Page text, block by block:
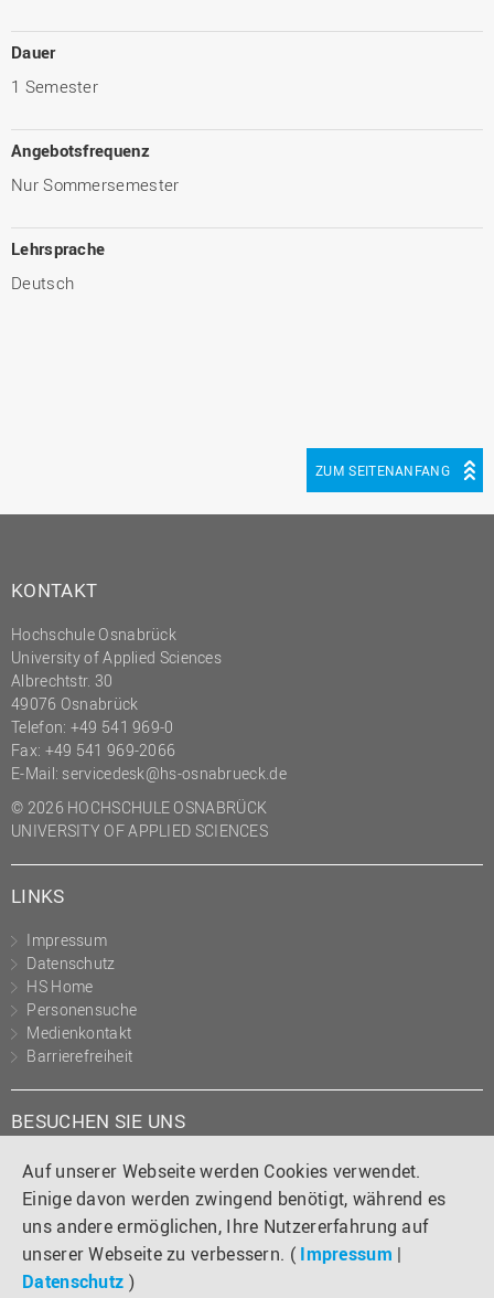
Auf unserer Webseite werden Cookies verwendet.
Einige davon werden zwingend benötigt, während es
uns andere ermöglichen, Ihre Nutzererfahrung auf
unserer Webseite zu verbessern. ( Impressum |
Datenschutz )
Dauer
1 Semester
Angebotsfrequenz
Nur Sommersemester
Lehrsprache
Deutsch
ZUM SEITENANFANG
KONTAKT
Hochschule Osnabrück
University of Applied Sciences
Albrechtstr. 30
49076 Osnabrück
Telefon: +49 541 969-0
Fax: +49 541 969-2066
E-Mail: servicedesk@hs-osnabrueck.de
© 2026 HOCHSCHULE OSNABRÜCK
UNIVERSITY OF APPLIED SCIENCES
LINKS
Impressum
Datenschutz
HS Home
Personensuche
Medienkontakt
Barrierefreiheit
BESUCHEN SIE UNS
Instagram
TiktokLinkedIn
YouTube
Facebook